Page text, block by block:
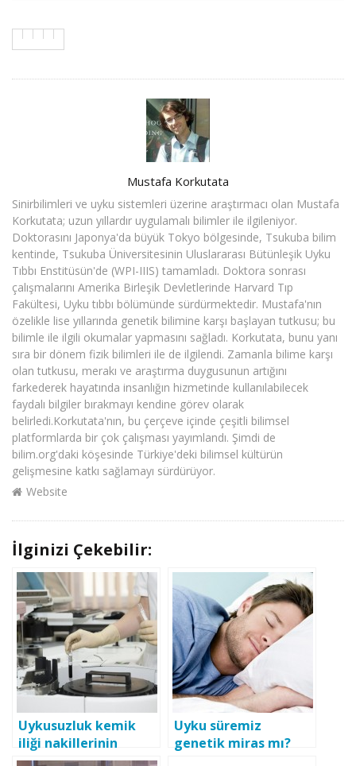
Mustafa Korkutata
Sinirbilimleri ve uyku sistemleri üzerine araştırmacı olan Mustafa
Korkutata; uzun yıllardır uygulamalı bilimler ile ilgileniyor.
Doktorasını Japonya'da büyük Tokyo bölgesinde, Tsukuba bilim
kentinde, Tsukuba Üniversitesinin Uluslararası Bütünleşik Uyku
Tıbbı Enstitüsün'de (WPI-IIIS) tamamladı. Doktora sonrası
çalışmalarını Amerika Birleşik Devletlerinde Harvard Tıp
Fakültesi, Uyku tıbbı bölümünde sürdürmektedir. Mustafa'nın
özelikle lise yıllarında genetik bilimine karşı başlayan tutkusu; bu
bilimle ile ilgili okumalar yapmasını sağladı. Korkutata, bunu yanı
sıra bir dönem fizik bilimleri ile de ilgilendi. Zamanla bilime karşı
olan tutkusu, merakı ve araştırma duygusunun artığını
farkederek hayatında insanlığın hizmetinde kullanılabilecek
faydalı bilgiler bırakmayı kendine görev olarak
belirledi.Korkutata'nın, bu çerçeve içinde çeşitli bilimsel
platformlarda bir çok çalışması yayımlandı. Şimdi de
bilim.org'daki köşesinde Türkiye'deki bilimsel kültürün
gelişmesine katkı sağlamayı sürdürüyor.
Website
İlginizi Çekebilir:
Uykusuzluk kemik
iliği nakillerinin
başarı oranını
Uyku süremiz
genetik miras mı?